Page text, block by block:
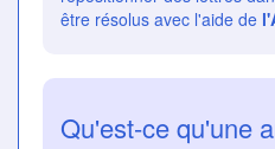
être résolus avec l'aide de
Qu'est-ce qu'une